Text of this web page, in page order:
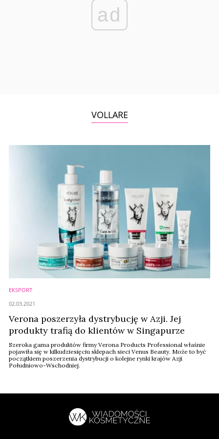
ad
VOLLARE
EKSPORT
Verona poszerzyła dystrybucję w Azji. Jej
produkty trafią do klientów w Singapurze
Szeroka gama produktów firmy Verona Products Professional właśnie
pojawiła się w kilkudziesięciu sklepach sieci Venus Beauty. Może to być
początkiem poszerzenia dystrybucji o kolejne rynki krajów Azji
Południowo-Wschodniej.
02.03.2021